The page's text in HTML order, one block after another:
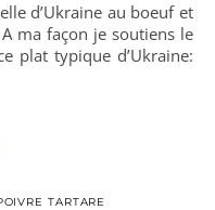
ma façon je soutiens le
plat typique d’Ukraine:
TARTARE